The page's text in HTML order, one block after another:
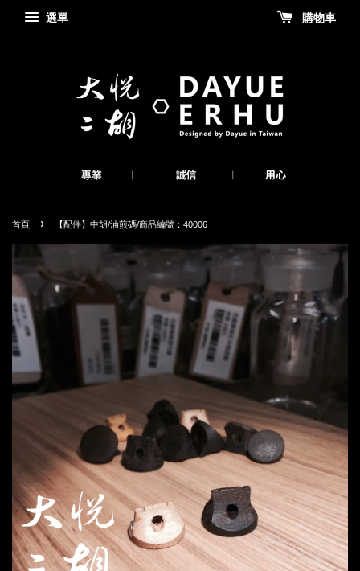
選單 購物車
首頁 › 【配件】中胡/油煎碼/商品編號：40006